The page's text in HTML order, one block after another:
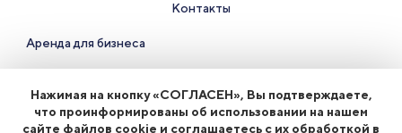
Контакты
Аренда для бизнеса
Политика конфиденциальности
Нажимая на кнопку «СОГЛАСЕН», Вы подтверждаете,
что проинформированы об использовании на нашем
сайте файлов cookie и соглашаетесь с их обработкой в